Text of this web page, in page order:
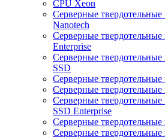
CPU Xeon
Cерверные твердотельные
Nanotech
Cерверные
Enterprise
Cерверные
SSD
Cерверные
Cерверные
Cерверные твердотельные
SSD Enterprise
Cерверные
Cерверные